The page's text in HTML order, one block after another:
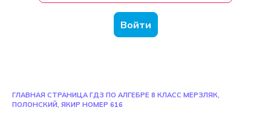
Войти
ГЛАВНАЯ СТРАНИЦА ГДЗ ПО АЛГЕБРЕ 8 КЛАСС МЕРЗЛЯК,
ПОЛОНСКИЙ, ЯКИР НОМЕР 616